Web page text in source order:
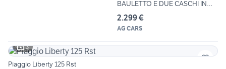
BAULETTO E DUE CASCHI IN
REGAL
2.299 €
AG CARS
3
Piaggio Liberty 125 Rst